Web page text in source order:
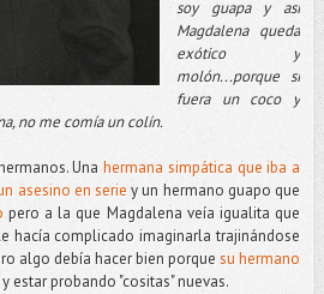
soy guapa y así
Magdalena queda
exótico y
molón...porque si
fuera un coco y
no me comía un colín.
Unahermana simpática que iba a
asesino en serie y un hermano guapo que
pero a la que Magdalena veía igualita que
hacía complicado imaginarla trajinándose
algo debía hacer bien porquesu hermano
y estar probando "cositas" nuevas.